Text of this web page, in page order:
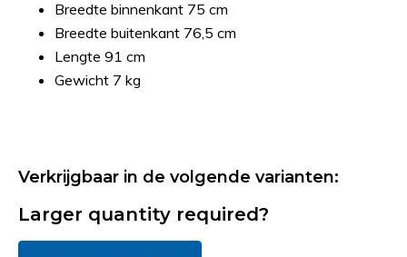
Breedte binnenkant 75 cm
Breedte buitenkant 76,5 cm
Lengte 91 cm
Gewicht 7 kg
Verkrijgbaar in de volgende varianten:
Larger quantity required?